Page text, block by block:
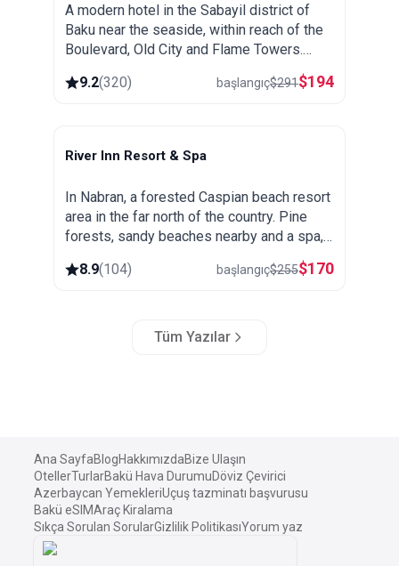
A modern hotel in the Sabayil district of
Baku near the seaside, within reach of the
Boulevard, Old City and Flame Towers.
9.2(320) başlangıç$291$194
Nabran
River Inn Resort & Spa
In Nabran, a forested Caspian beach resort
area in the far north of the country. Pine
forests, sandy beaches nearby and a spa,
8.9(104) başlangıç$255$170
Tüm Yazılar
Ana SayfaBlogHakkımızdaBize Ulaşın
OtellerTurlarBakü Hava DurumuDöviz Çevirici
Azerbaycan YemekleriUçuş tazminatı başvurusu
Bakü eSIMAraç Kiralama
Sıkça Sorulan SorularGizlilik PolitikasıYorum yaz